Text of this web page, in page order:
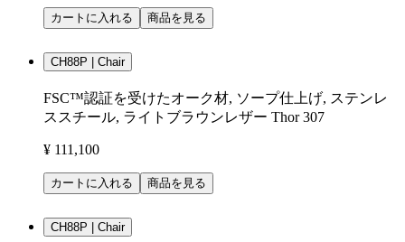
カートに入れる 商品を見る
CH88P | Chair
FSC™認証を受けたオーク材, ソープ仕上げ, ステンレ
ススチール, ライトブラウンレザー Thor 307
¥ 111,100
カートに入れる 商品を見る
CH88P | Chair